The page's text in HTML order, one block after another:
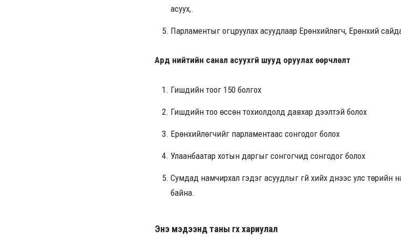
асуух,.
Парламентыг огцруулах асуудлаар Ерөнхийлөгч, Ерөнхий
Ард нийтийн санал асуухгүй шууд оруулах өөрчлөлт
Гишүүдийн тоог 150 болгох
Гишүүдийн тоо өссөн тохиолдолд давхар дээлтэй болох
Ерөнхийлөгчийг парламентаас сонгодог болох
Улаанбаатар хотын даргыг сонгогчид сонгодог болох
Сумдад намчирхал гэдэг асуудлыг үгүй хийх үүднээс улс
байна.
Энэ мэдээнд таны өгөх хариулал